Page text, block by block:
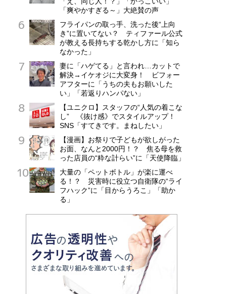
「爽やかすぎる～」大絶賛の声
フライパンの取っ手、洗った後“上向
き”に置いてない？ ティファール公式
が教える長持ちする乾かし方に「知ら
なかった」
妻に「ハゲてる」と言われ…カットで
解決→イケオジに大変身！ ビフォー
アフターに「うちの夫もお願いした
い」「若返りハンパない」
【ユニクロ】スタッフの“人気の着こな
し” 《抜け感》でスタイルアップ！
SNS「すてきです。まねしたい」
【漫画】お祭りで子どもが欲しがった
お面、なんと2000円！？ 焦る母を救
った店員の“粋な計らい”に「天使降臨」
大量の「ペットボトル」が楽に運べ
る！？ 災害時に役立つ自衛隊の“ライ
フハック”に「目からうろこ」「助か
る」